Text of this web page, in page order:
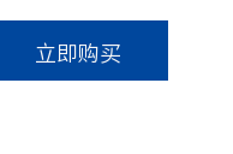
立即购买